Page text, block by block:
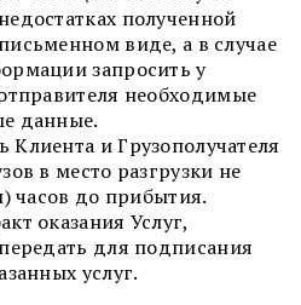
полученной
виде, а в случае
запросить у
необходимые
данные.
и Грузополучателя
в место разгрузки не
часов до прибытия.
оказания Услуг,
для подписания
услуг.